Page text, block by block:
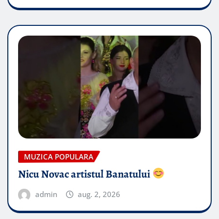
MUZICA POPULARA
Nicu Novac artistul Banatului
admin aug. 2, 2026